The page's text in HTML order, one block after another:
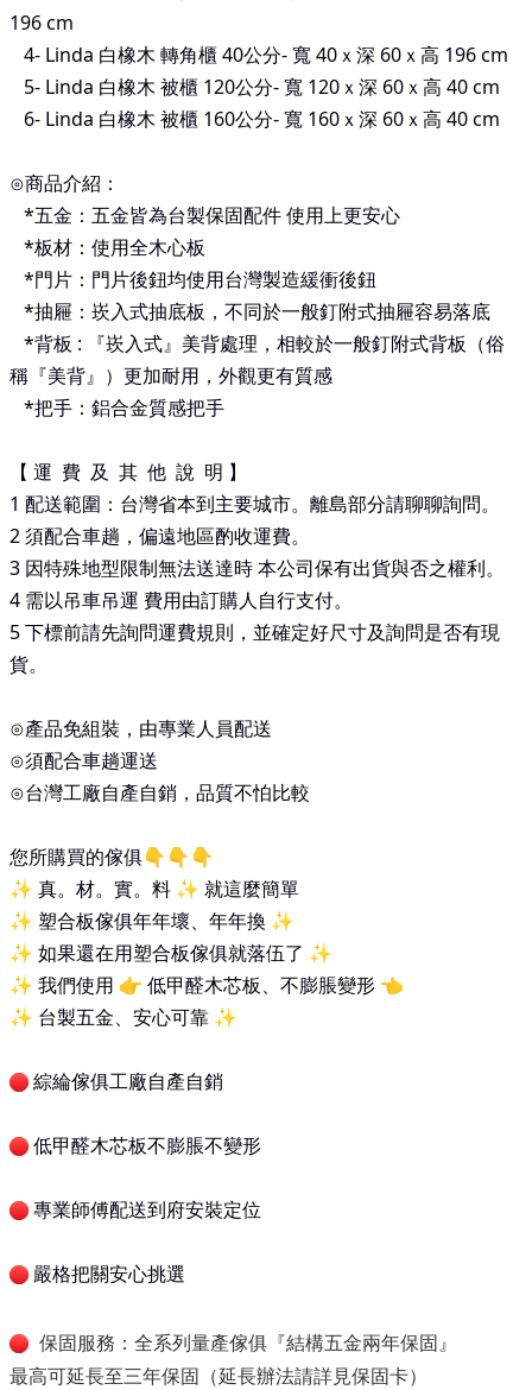
196cm
4- Linda 白橡木 轉角櫃 40公分-寬 40ｘ深 60ｘ高 196cm
5- Linda 白橡木 被櫃 120公分-寬 120ｘ深 60ｘ高 40cm
6- Linda 白橡木 被櫃 160公分-寬 160ｘ深 60ｘ高 40cm
⊙商品介紹：
*五金：五金皆為台製保固配件 使用上更安心
*板材：使用全木心板
*門片：門片後鈕均使用台灣製造緩衝後鈕
*抽屜：崁入式抽底板，不同於一般釘附式抽屜容易落底
*背板 :
『崁入式』美背處理，相較於一般釘附式背板（俗
稱『美背』）更加耐用，外觀更有質感
*把手：鋁合金質感把手
【 運 費 及 其 他 說 明 】
1 配送範圍：台灣省本到主要城市。離島部分請聊聊詢問。
2 須配合車趟，偏遠地區酌收運費。
3 因特殊地型限制無法送達時 本公司保有出貨與否之權利。
4 需以吊車吊運 費用由訂購人自行支付。
5 下標前請先詢問運費規則，並確定好尺寸及詢問是否有現
貨。
⊙產品免組裝，由專業人員配送
⊙須配合車趟運送
⊙台灣工廠自產自銷，品質不怕比較
您所購買的傢俱👇👇👇
✨ 真。材。實。料 ✨ 就這麼簡單
✨ 塑合板傢俱年年壞、年年換 ✨
✨ 如果還在用塑合板傢俱就落伍了 ✨
✨ 我們使用 👉 低甲醛木芯板、不膨脹變形 👈
✨ 台製五金、安心可靠 ✨
綜綸傢俱工廠自產自銷
低甲醛木芯板不膨脹不變形
專業師傅配送到府安裝定位
嚴格把關安心挑選
保固服務：全系列量產傢俱『結構五金兩年保固』
最高可延長至三年保固（延長辦法請詳見保固卡）